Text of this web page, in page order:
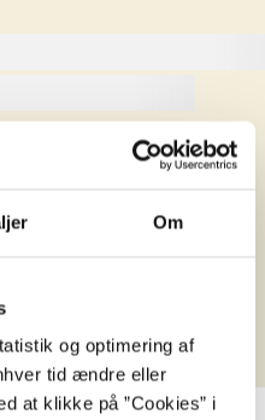
Om
og optimering af
tid ændre eller
at klikke på ”Cookies” i